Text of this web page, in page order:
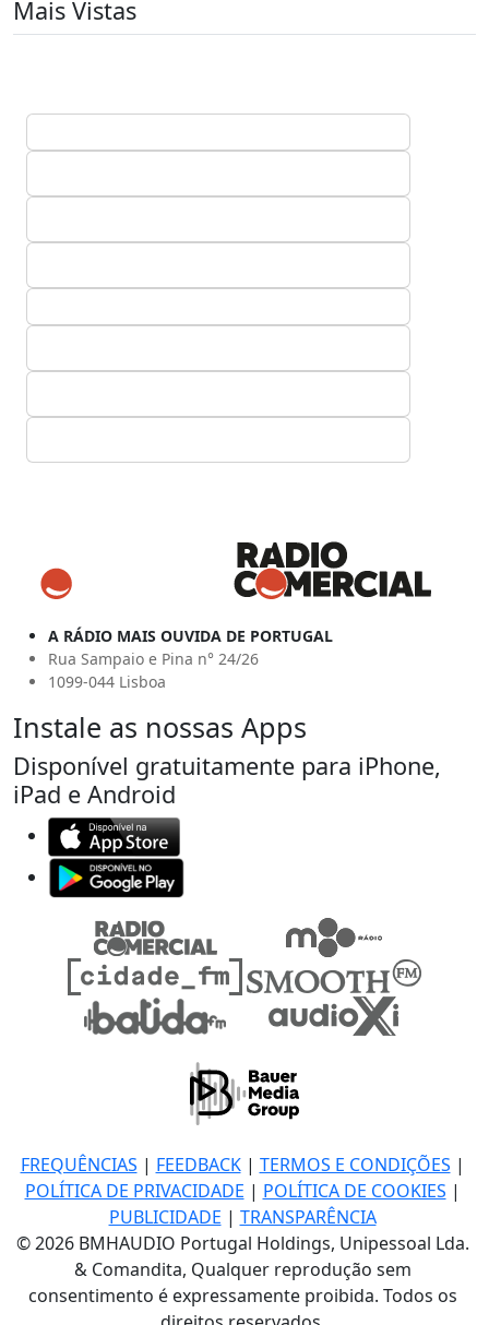
Mais Vistas
A RÁDIO MAIS OUVIDA DE PORTUGAL
Rua Sampaio e Pina n° 24/26
1099-044 Lisboa
Instale as nossas Apps
Disponível gratuitamente para iPhone,
iPad e Android
FREQUÊNCIAS | FEEDBACK| TERMOS E CONDIÇÕES |
POLÍTICA DE PRIVACIDADE | POLÍTICA DE COOKIES |
PUBLICIDADE | TRANSPARÊNCIA
© 2026 BMHAUDIO Portugal Holdings, Unipessoal Lda.
& Comandita, Qualquer reprodução sem
consentimento é expressamente proibida. Todos os